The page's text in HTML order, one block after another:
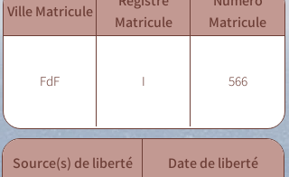
Ville Matricule
Matricule
Matricule
FdF I 566
Source(s) de liberté Date de liberté